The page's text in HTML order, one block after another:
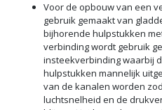
Voor de opbouw van een
gebruik gemaakt van
bijhorende hulpstukken
verbinding wordt gebruik
insteekverbinding waarbij
hulpstukken mannelijk
van de kanalen worden
luchtsnelheid en de